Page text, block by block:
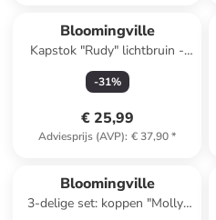
Bloomingville
Kapstok "Rudy" lichtbruin -
(B)42 x (H)14 cm
-31%
€ 25,99
Adviesprijs (AVP): € 37,90*
Bloomingville
3-delige set: koppen "Molly"